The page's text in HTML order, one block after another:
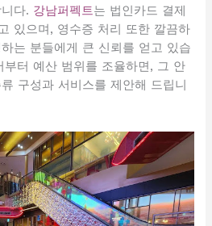
다. 강남퍼펙트는 법인카드 결제
있으며, 영수증 처리 또한 깔끔하
는 분들에게 큰 신뢰를 얻고 있습
부터 예산 범위를 조율하면, 그 안
구성과 서비스를 제안해 드립니